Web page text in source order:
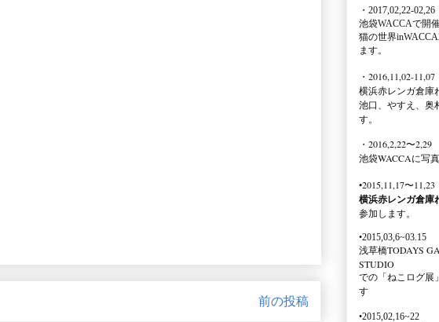
前の投稿
・2017,02,22-02,26
池袋WACCAで開
猫の世界
ます。
・2016,11,02-11,07
横浜赤レンガ倉庫
池口、やすえ、奥
す。
・2016,2,22〜2,29
池袋WACCAに写
•2015,11,17〜11,23
横浜赤レンガ倉庫
参加します。
•2015,03,6~03.15
浅草橋TODAYS
STUDIO
での 「ねこログ展
す
•2015,02,16~22